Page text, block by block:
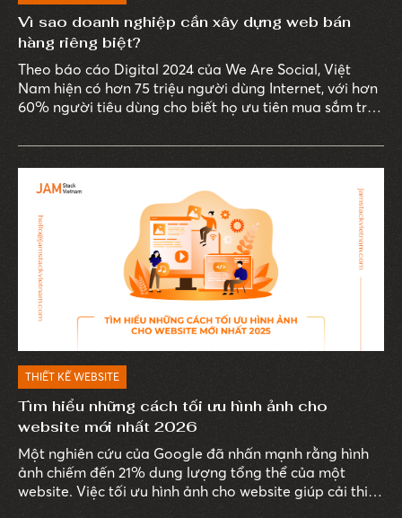
Vì sao doanh nghiệp cần xây dựng web bán
hàng riêng biệt?
Theo báo cáo Digital 2024 của We Are Social, Việt
Nam hiện có hơn 75 triệu người dùng Internet, với hơn
60% người tiêu dùng cho biết họ ưu tiên mua sắm trực
này thúc đẩy sự phát triển của các sàn thương mại
doanh nghiệp về việc sở hữu một website bán hàng
THIẾT KẾ WEBSITE
Tìm hiểu những cách tối ưu hình ảnh cho
website mới nhất 2026
Một nghiên cứu của Google đã nhấn mạnh rằng hình
ảnh chiếm đến 21% dung lượng tổng thể của một
website. Việc tối ưu hình ảnh cho website giúp cải thiện